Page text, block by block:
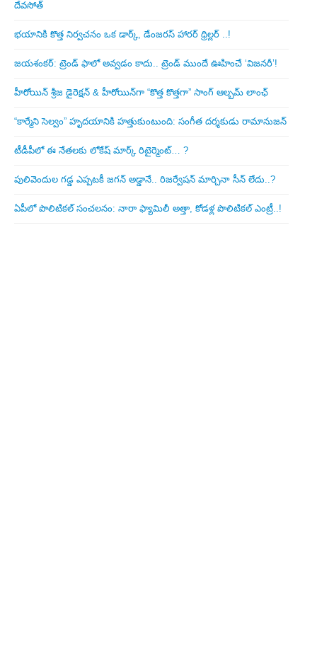
దేవసోత్
భయానికి కొత్త నిర్వచనం ఒక డార్క్, డేంజరస్ హారర్ థ్రిల్లర్ ..!
జయశంకర్: ట్రెండ్‌ ఫాలో అవ్వడం కాదు.. ట్రెండ్‌ ముందే ఊహించే ‘విజనరీ’!
హీరోయిన్ శ్రీజ డైరెక్ష‌న్ & హీరోయిన్‌గా “కొత్త కొత్తగా” సాంగ్ ఆల్బమ్ లాంఛ్
“కార్మేని సెల్వం” హృదయానికి హత్తుకుంటుంది: సంగీత దర్శకుడు రామానుజన్
టీడీపీలో ఈ నేత‌ల‌కు లోకేష్ మార్క్ రిటైర్మెంట్‌… ?
పులివెందుల గ‌డ్డ ఎప్ప‌ట‌కీ జ‌గ‌న్ అడ్డానే.. రిజ‌ర్వేష‌న్ మార్చినా సీన్ లేదు..?
ఏపీలో పొలిటిక‌ల్ సంచ‌ల‌నం: నారా ఫ్యామిలీ అత్తా, కోడ‌ళ్ల పొలిటికల్ ఎంట్రీ..!